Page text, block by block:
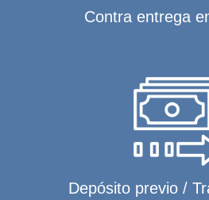
Contra entrega
Depósito previo /